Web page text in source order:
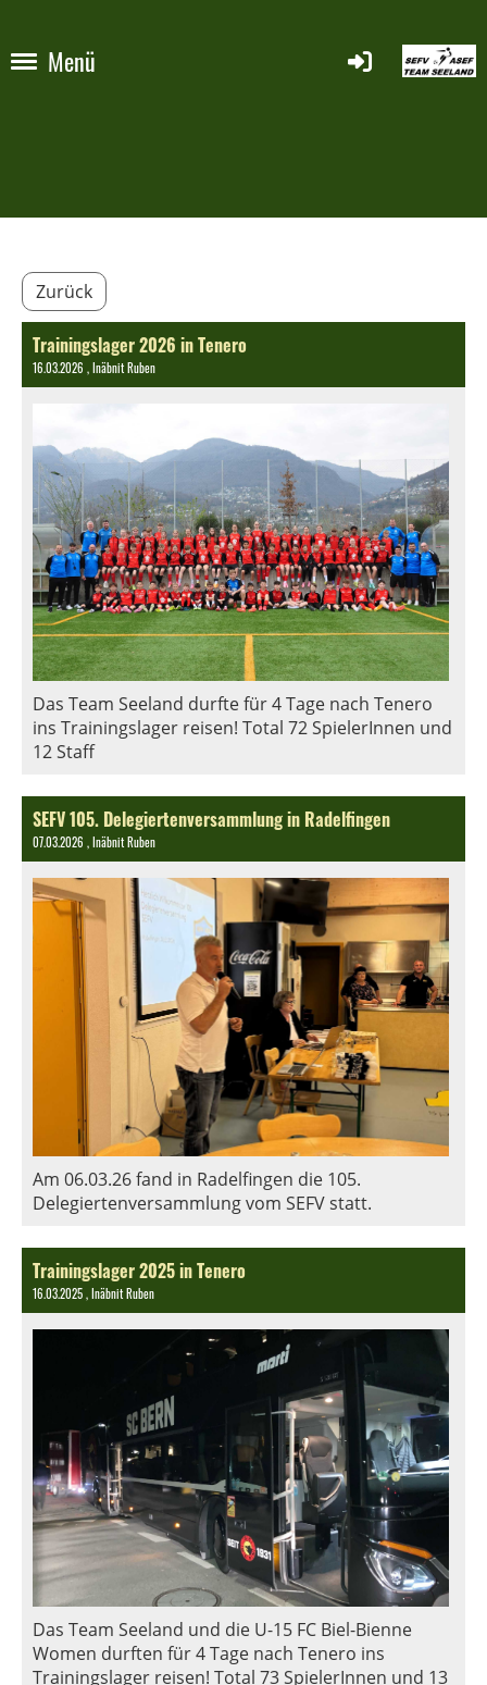
Menü
Zurück
Trainingslager 2026 in Tenero
16.03.2026 , Inäbnit Ruben
Das Team Seeland durfte für 4 Tage nach Tenero
ins Trainingslager reisen! Total 72 SpielerInnen und
12 Staff
SEFV 105. Delegiertenversammlung in Radelfingen
07.03.2026 , Inäbnit Ruben
Am 06.03.26 fand in Radelfingen die 105.
Delegiertenversammlung vom SEFV statt.
Trainingslager 2025 in Tenero
16.03.2025, Inäbnit Ruben
Das Team Seeland und die U-15 FC Biel-Bienne
Women durften für 4 Tage nach Tenero ins
Trainingslager reisen! Total 73 SpielerInnen und 13